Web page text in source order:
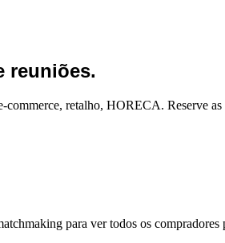
reuniões.
retalho, HORECA. Reserve
para ver todos os compradores